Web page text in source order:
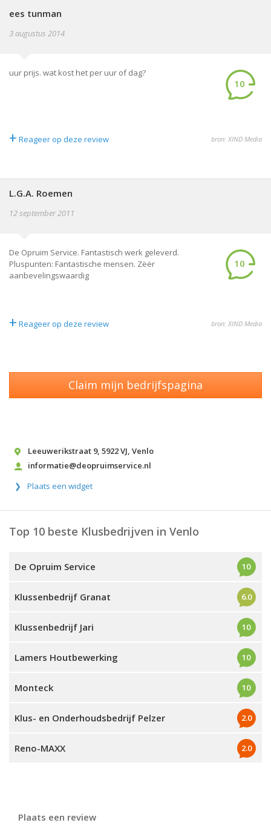
ees tunman
3 augustus 2014
uur prijs. wat kost het per uur of dag?
10
+ Reageer op deze review bron: XIND Media
L.G.A. Roemen
12 september 2011
De Opruim Service. Fantastisch werk geleverd.
Pluspunten: Fantastische mensen. Zëër
aanbevelingswaardig
10
+ Reageer op deze review bron: XIND Media
Claim mijn bedrijfspagina
Leeuwerikstraat 9, 5922 VJ, Venlo
informatie@deopruimservice.nl
Plaats een widget
Top 10 beste Klusbedrijven in Venlo
De Opruim Service 10
Klussenbedrijf Granat 6.0
Klussenbedrijf Jari 10
Lamers Houtbewerking 10
Monteck 10
Klus- en Onderhoudsbedrijf Pelzer 2.0
Reno-MAXX 2.0
Plaats een review